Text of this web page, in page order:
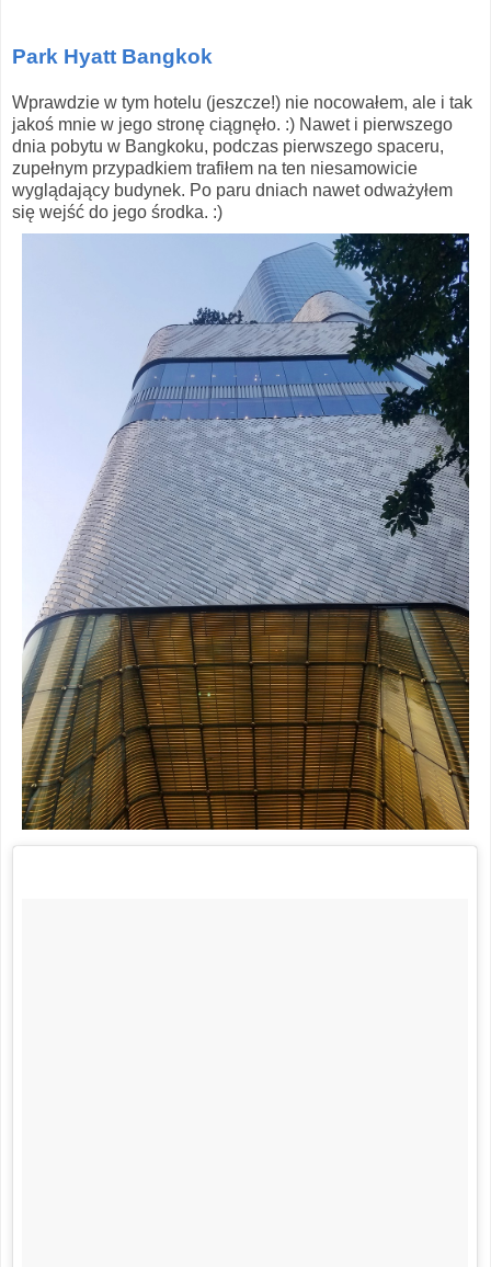
Park Hyatt Bangkok
Wprawdzie w tym hotelu (jeszcze!) nie nocowałem, ale i tak
jakoś mnie w jego stronę ciągnęło. :) Nawet i pierwszego
dnia pobytu w Bangkoku, podczas pierwszego spaceru,
zupełnym przypadkiem trafiłem na ten niesamowicie
wyglądający budynek. Po paru dniach nawet odważyłem
się wejść do jego środka. :)